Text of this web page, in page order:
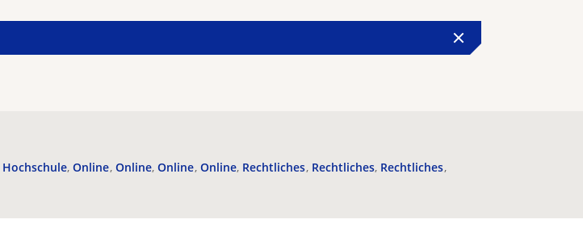
Hochschule Online Online Online Online Rechtliches Rechtliches Rechtliches